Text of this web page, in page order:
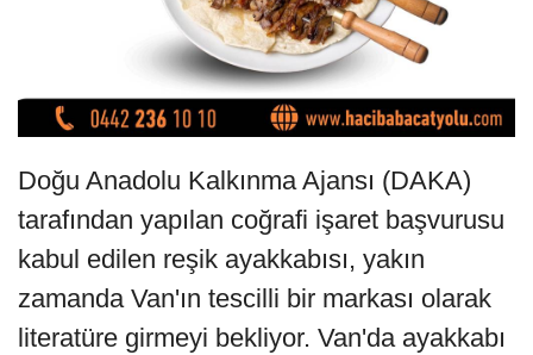
Doğu Anadolu Kalkınma Ajansı (DAKA)
tarafından yapılan coğrafi işaret başvurusu
kabul edilen reşik ayakkabısı, yakın
zamanda Van'ın tescilli bir markası olarak
literatüre girmeyi bekliyor. Van'da ayakkabı